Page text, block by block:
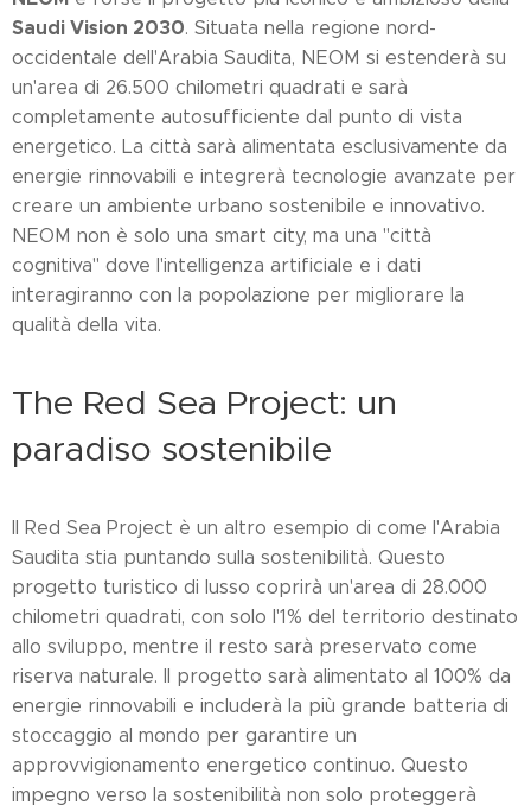
Saudi Vision 2030. Situata nella regione nord-
occidentale dell'Arabia Saudita, NEOM si estenderà su
un'area di 26.500 chilometri quadrati e sarà
completamente autosufficiente dal punto di vista
energetico. La città sarà alimentata esclusivamente da
energie rinnovabili e integrerà tecnologie avanzate per
creare un ambiente urbano sostenibile e innovativo.
NEOM non è solo una smart city, ma una "città
cognitiva" dove l'intelligenza artificiale e i dati
interagiranno con la popolazione per migliorare la
qualità della vita.
The Red Sea Project: un
paradiso sostenibile
Il Red Sea Project è un altro esempio di come l'Arabia
Saudita stia puntando sulla sostenibilità. Questo
progetto turistico di lusso coprirà un'area di 28.000
chilometri quadrati, con solo l'1% del territorio destinato
allo sviluppo, mentre il resto sarà preservato come
riserva naturale. Il progetto sarà alimentato al 100% da
energie rinnovabili e includerà la più grande batteria di
stoccaggio al mondo per garantire un
approvvigionamento energetico continuo. Questo
impegno verso la sostenibilità non solo proteggerà